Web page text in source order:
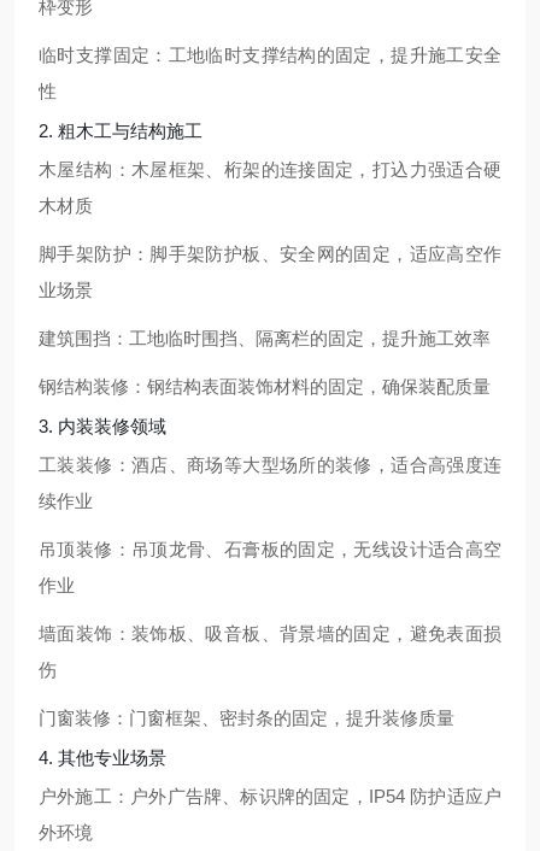
枠变形
临时支撑固定：工地临时支撑结构的固定，提升施工安全
性
2. 粗木工与结构施工
木屋结构：木屋框架、桁架的连接固定，打込力强适合硬
木材质
脚手架防护：脚手架防护板、安全网的固定，适应高空作
业场景
建筑围挡：工地临时围挡、隔离栏的固定，提升施工效率
钢结构装修：钢结构表面装饰材料的固定，确保装配质量
3. 内装装修领域
工装装修：酒店、商场等大型场所的装修，适合高强度连
续作业
吊顶装修：吊顶龙骨、石膏板的固定，无线设计适合高空
作业
墙面装饰：装饰板、吸音板、背景墙的固定，避免表面损
伤
门窗装修：门窗框架、密封条的固定，提升装修质量
4. 其他专业场景
户外施工：户外广告牌、标识牌的固定，IP54 防护适应户
外环境